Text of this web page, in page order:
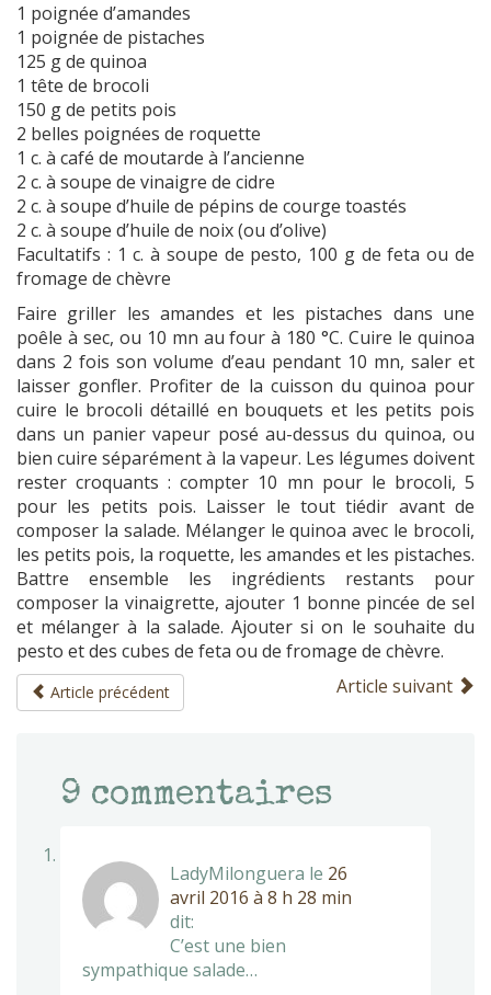
1 poignée d’amandes
1 poignée de pistaches
125 g de quinoa
1 tête de brocoli
150 g de petits pois
2 belles poignées de roquette
1 c. à café de moutarde à l’ancienne
2 c. à soupe de vinaigre de cidre
2 c. à soupe d’huile de pépins de courge toastés
2 c. à soupe d’huile de noix (ou d’olive)
Facultatifs : 1 c. à soupe de pesto, 100 g de feta ou de
fromage de chèvre
Faire griller les amandes et les pistaches dans une
poêle à sec, ou 10 mn au four à 180 °C. Cuire le quinoa
dans 2 fois son volume d’eau pendant 10 mn, saler et
laisser gonfler. Profiter de la cuisson du quinoa pour
cuire le brocoli détaillé en bouquets et les petits pois
dans un panier vapeur posé au-dessus du quinoa, ou
bien cuire séparément à la vapeur. Les légumes doivent
rester croquants : compter 10 mn pour le brocoli, 5
pour les petits pois. Laisser le tout tiédir avant de
composer la salade. Mélanger le quinoa avec le brocoli,
les petits pois, la roquette, les amandes et les pistaches.
Battre ensemble les ingrédients restants pour
composer la vinaigrette, ajouter 1 bonne pincée de sel
et mélanger à la salade. Ajouter si on le souhaite du
pesto et des cubes de feta ou de fromage de chèvre.
Article précédent Article suivant
9 commentaires
LadyMilonguera le 26
avril 2016 à 8 h 28 min
dit:
C’est une bien
sympathique salade…